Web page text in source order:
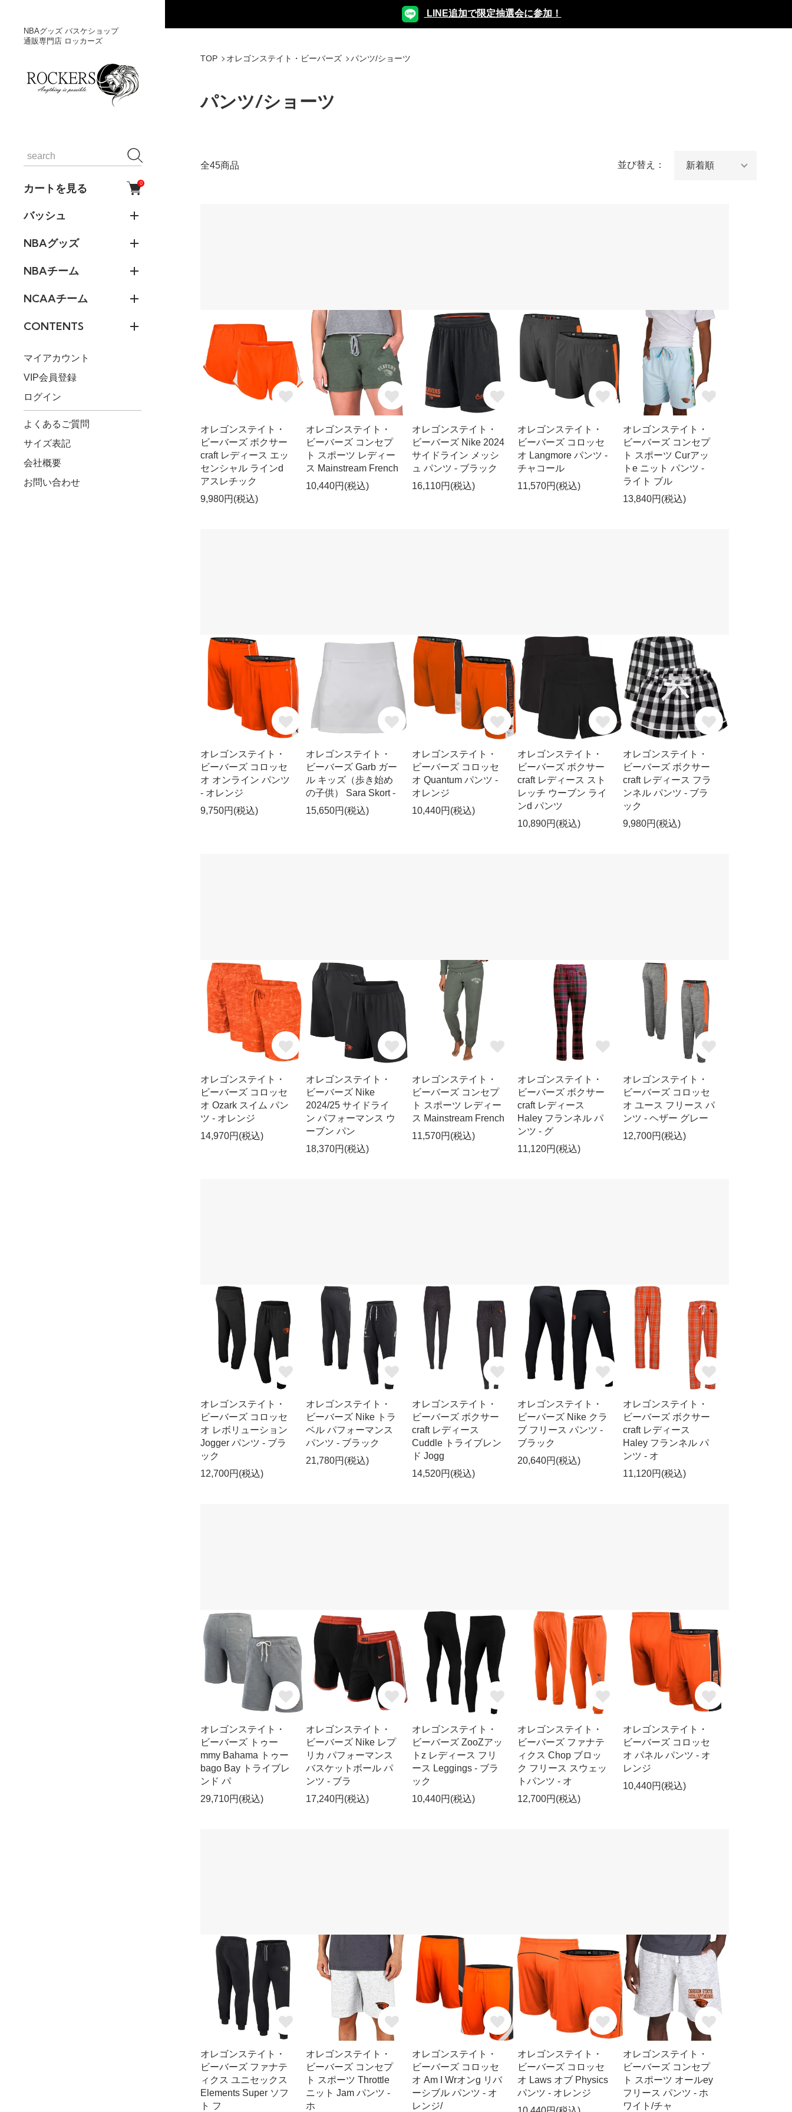
NBAグッズ バスケショップ
通販専門店 ロッカーズ
カートを見る 0
バッシュ
NBAグッズ
NBAチーム
NCAAチーム
CONTENTS
マイアカウント
VIP会員登録
ログイン
よくあるご質問
サイズ表記
会社概要
お問い合わせ
LINE追加で限定抽選会に参加！
TOP オレゴンステイト・ビーバーズ パンツ/ショーツ
パンツ/ショーツ
全45商品 並び替え：
オレゴンステイト・
ビーバーズ ボクサー
craft レディース エッ
センシャル ラインd
アスレチック
9,980円(税込)
オレゴンステイト・
ビーバーズ コンセプ
ト スポーツ レディー
ス Mainstream French
10,440円(税込)
オレゴンステイト・
ビーバーズ Nike 2024
サイドライン メッシ
ュ パンツ - ブラック
16,110円(税込)
オレゴンステイト・
ビーバーズ コロッセ
オ Langmore パンツ -
チャコール
11,570円(税込)
オレゴンステイト・
ビーバーズ コンセプ
ト スポーツ Curアッ
トe ニット パンツ -
ライト ブル
13,840円(税込)
オレゴンステイト・
ビーバーズ コロッセ
オ オンライン パンツ
- オレンジ
9,750円(税込)
オレゴンステイト・
ビーバーズ Garb ガー
ル キッズ（歩き始め
の子供） Sara Skort -
15,650円(税込)
オレゴンステイト・
ビーバーズ コロッセ
オ Quantum パンツ -
オレンジ
10,440円(税込)
オレゴンステイト・
ビーバーズ ボクサー
craft レディース スト
レッチ ウーブン ライ
ンd パンツ
10,890円(税込)
オレゴンステイト・
ビーバーズ ボクサー
craft レディース フラ
ンネル パンツ - ブラ
ック
9,980円(税込)
オレゴンステイト・
ビーバーズ コロッセ
オ Ozark スイム パン
ツ - オレンジ
14,970円(税込)
オレゴンステイト・
ビーバーズ Nike
2024/25 サイドライ
ン パフォーマンス ウ
ーブン パン
18,370円(税込)
オレゴンステイト・
ビーバーズ コンセプ
ト スポーツ レディー
ス Mainstream French
11,570円(税込)
オレゴンステイト・
ビーバーズ ボクサー
craft レディース
Haley フランネル パ
ンツ - グ
11,120円(税込)
オレゴンステイト・
ビーバーズ コロッセ
オ ユース フリース パ
ンツ - ヘザー グレー
12,700円(税込)
オレゴンステイト・
ビーバーズ コロッセ
オ レボリューション
Jogger パンツ - ブラ
ック
12,700円(税込)
オレゴンステイト・
ビーバーズ Nike トラ
ベル パフォーマンス
パンツ - ブラック
21,780円(税込)
オレゴンステイト・
ビーバーズ ボクサー
craft レディース
Cuddle トライブレン
ド Jogg
14,520円(税込)
オレゴンステイト・
ビーバーズ Nike クラ
ブ フリース パンツ -
ブラック
20,640円(税込)
オレゴンステイト・
ビーバーズ ボクサー
craft レディース
Haley フランネル パ
ンツ - オ
11,120円(税込)
オレゴンステイト・
ビーバーズ トゥー
mmy Bahama トゥー
bago Bay トライブレ
ンド パ
29,710円(税込)
オレゴンステイト・
ビーバーズ Nike レプ
リカ パフォーマンス
バスケットボール パ
ンツ - ブラ
17,240円(税込)
オレゴンステイト・
ビーバーズ ZooZアッ
トz レディース フリ
ース Leggings - ブラ
ック
10,440円(税込)
オレゴンステイト・
ビーバーズ ファナテ
ィクス Chop ブロッ
ク フリース スウェッ
トパンツ - オ
12,700円(税込)
オレゴンステイト・
ビーバーズ コロッセ
オ パネル パンツ - オ
レンジ
10,440円(税込)
オレゴンステイト・
ビーバーズ ファナテ
ィクス ユニセックス
Elements Super ソフ
ト フ
オレゴンステイト・
ビーバーズ コンセプ
ト スポーツ Throttle
ニット Jam パンツ -
ホ
オレゴンステイト・
ビーバーズ コロッセ
オ Am I Wrオンg リバ
ーシブル パンツ - オ
レンジ/
オレゴンステイト・
ビーバーズ コロッセ
オ Laws オブ Physics
パンツ - オレンジ
オレゴンステイト・
ビーバーズ コンセプ
ト スポーツ オールey
フリース パンツ - ホ
ワイト/チャ